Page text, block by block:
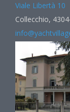
Viale Libertà 10
Collecchio,